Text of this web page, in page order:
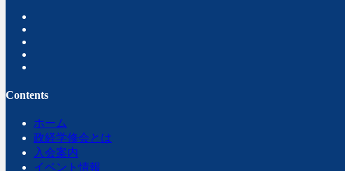
Contents
ホーム
政経学修会とは
入会案内
イベント情報